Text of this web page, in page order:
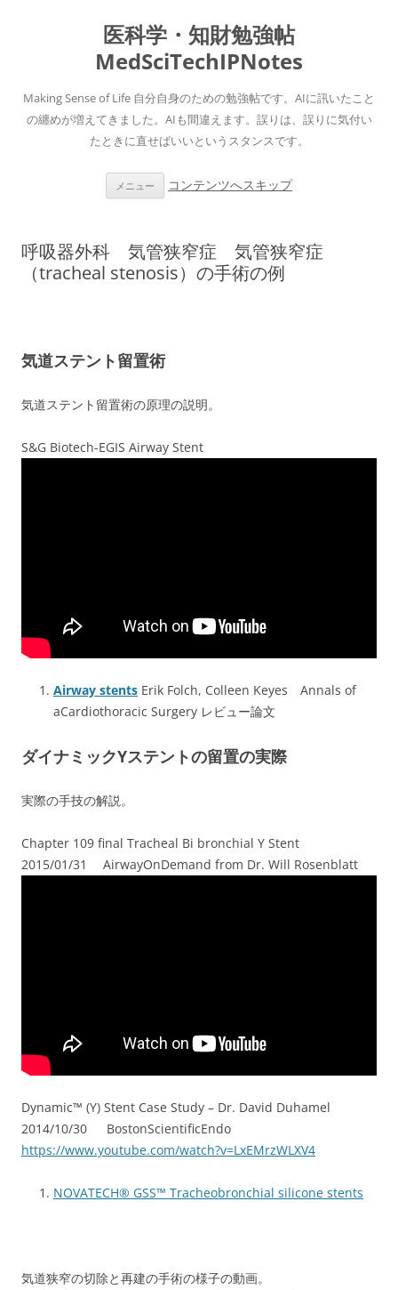
医科学・知財勉強帖
MedSciTechIPNotes
Making Sense of Life 自分自身のための勉強帖です。AIに訊いたこと
の纏めが増えてきました。AIも間違えます。誤りは、誤りに気付い
たときに直せばいいというスタンスです。
メニュー コンテンツへスキップ
呼吸器外科 気管狭窄症 気管狭窄症
（tracheal stenosis）の手術の例
気道ステント留置術
気道ステント留置術の原理の説明。
S&G Biotech-EGIS Airway Stent
Airway stents Erik Folch, Colleen Keyes Annals of
aCardiothoracic Surgery レビュー論文
ダイナミックYステントの留置の実際
実際の手技の解説。
Chapter 109 final Tracheal Bi bronchial Y Stent
2015/01/31 AirwayOnDemand from Dr. Will Rosenblatt
Dynamic™ (Y) Stent Case Study – Dr. David Duhamel
2014/10/30 BostonScientificEndo
https://www.youtube.com/watch?v=LxEMrzWLXV4
NOVATECH® GSS™ Tracheobronchial silicone stents
気道狭窄の切除と再建の手術の様子の動画。